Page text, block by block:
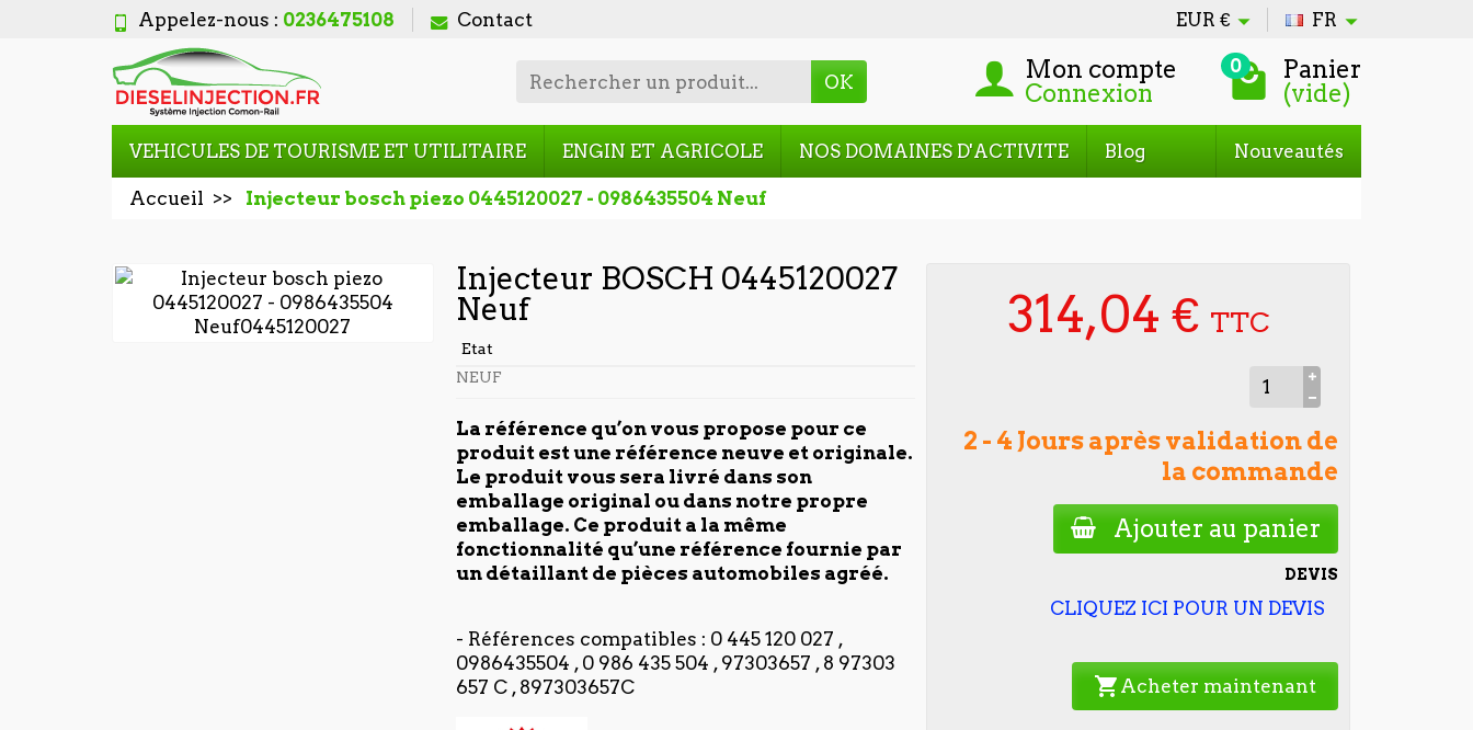
Appelez-nous : 0236475108 Contact EUR € FR
OK Mon compte
Connexion
0 Panier
(vide)
VEHICULES DE TOURISME ET UTILITAIRE ENGIN ET AGRICOLE NOS DOMAINES D'ACTIVITE Blog Nouveautés
Accueil Injecteur bosch piezo 0445120027 - 0986435504 Neuf
Injecteur BOSCH 0445120027
Neuf
Etat
NEUF
La référence qu’on vous propose pour ce
produit est une référence neuve et originale.
Le produit vous sera livré dans son
emballage original ou dans notre propre
emballage. Ce produit a la même
fonctionnalité qu’une référence fournie par
un détaillant de pièces automobiles agréé.
- Références compatibles : 0 445 120 027 ,
0986435504 , 0 986 435 504 , 97303657 , 8 97303
657 C , 897303657C
314,04 € TTC
2 - 4 Jours après validation de
la commande
Ajouter au panier
DEVIS
CLIQUEZ ICI POUR UN DEVIS
shopping_cart Acheter maintenant